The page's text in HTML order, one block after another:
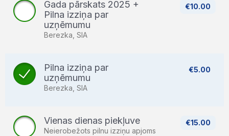
€10.00
Gada pārskats 2025 +
Pilna izziņa par
uzņēmumu
Berezka, SIA
€5.00
Pilna izziņa par
uzņēmumu
Berezka, SIA
€15.00
Vienas dienas piekļuve
Neierobežots pilnu izziņu apjoms